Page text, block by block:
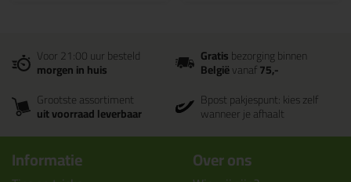
Voor 21:00 uur besteld
morgen in huis
Gratisbezorging binnen
Belgiëvanaf75,-
Grootste assortiment
uit voorraad leverbaar
Bpost pakjespunt: kies zelf
wanneer je afhaalt
Informatie Over ons